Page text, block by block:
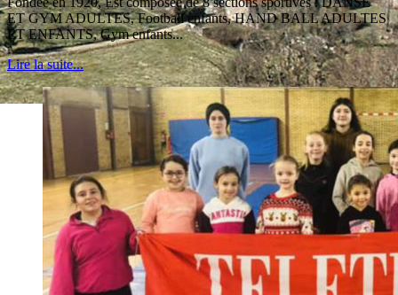
ET GYM ADULTES, Football enfants, HAND BALL ADULTES
ET ENFANTS, Gym enfants...
Lire la suite...